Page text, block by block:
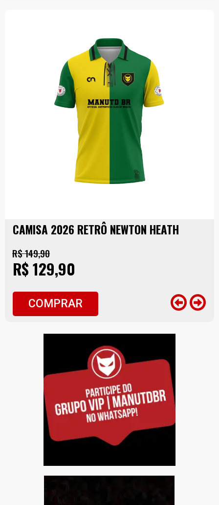
CAMISA 2026 RETRÔ NEWTON HEATH
R$ 149,90
R$ 129,90
COMPRAR